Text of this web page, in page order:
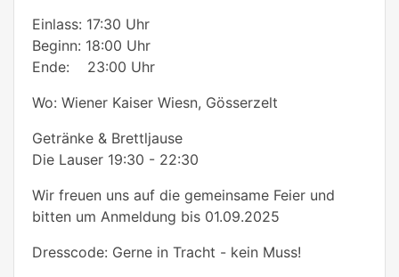
Einlass: 17:30 Uhr
Beginn: 18:00 Uhr
Ende: 23:00 Uhr
Wo: Wiener Kaiser Wiesn, Gösserzelt
Getränke & Brettljause
Die Lauser 19:30 - 22:30
Wir freuen uns auf die gemeinsame Feier und
bitten um Anmeldung bis 01.09.2025
Dresscode: Gerne in Tracht - kein Muss!